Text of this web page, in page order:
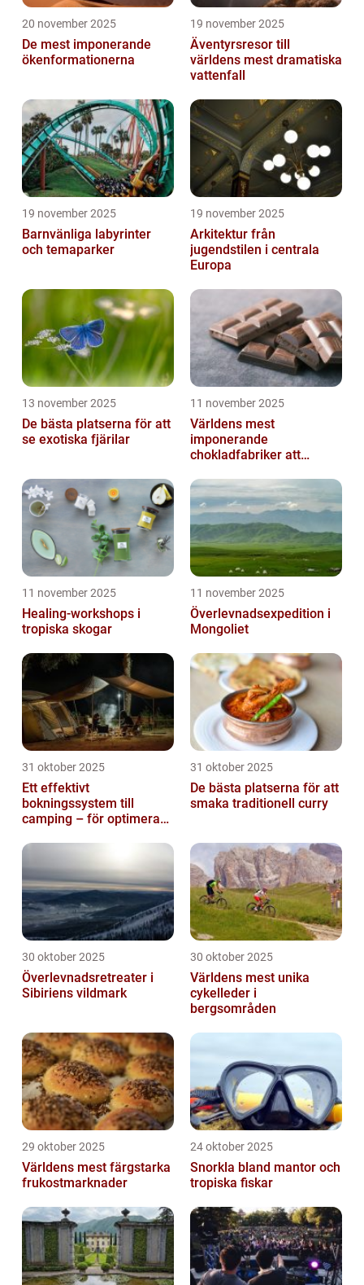
20 november 2025
De mest imponerande
ökenformationerna
19 november 2025
Äventyrsresor till
världens mest dramatiska
vattenfall
19 november 2025
Barnvänliga labyrinter
och temaparker
19 november 2025
Arkitektur från
jugendstilen i centrala
Europa
13 november 2025
De bästa platserna för att
se exotiska fjärilar
11 november 2025
Världens mest
imponerande
chokladfabriker att
11 november 2025
Healing-workshops i
tropiska skogar
11 november 2025
Överlevnadsexpedition i
Mongoliet
31 oktober 2025
Ett effektivt
bokningssystem till
camping – för optimerad
31 oktober 2025
De bästa platserna för att
smaka traditionell curry
30 oktober 2025
Överlevnadsretreater i
Sibiriens vildmark
30 oktober 2025
Världens mest unika
cykelleder i
bergsområden
29 oktober 2025
Världens mest färgstarka
frukostmarknader
24 oktober 2025
Snorkla bland mantor och
tropiska fiskar